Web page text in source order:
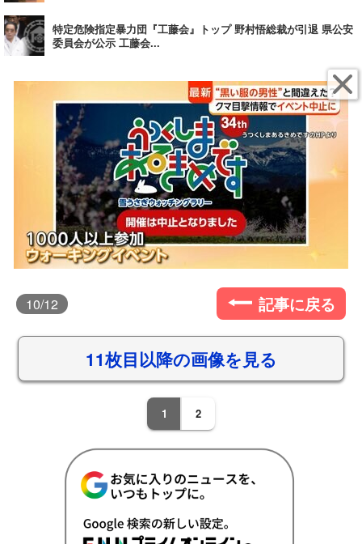
特定危険指定暴力団『工藤会』トップ 野村悟総裁が引退 県公安
委員会が公示 工藤会...
10/12 記事に戻る
11枚目以降の画像を見る
1 2